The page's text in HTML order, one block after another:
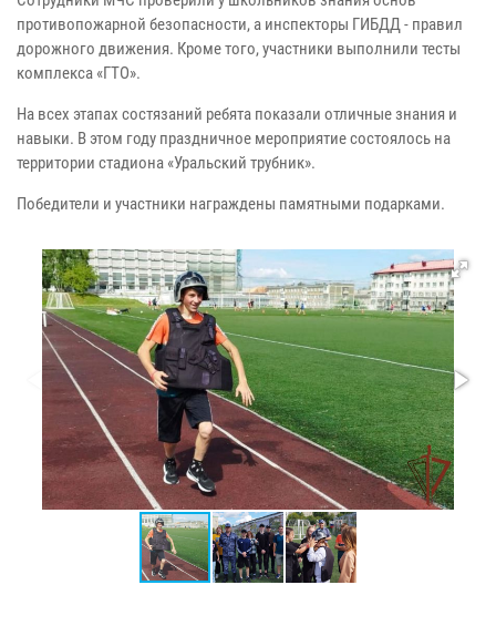
противопожарной безопасности, а инспекторы ГИБДД - правил
дорожного движения. Кроме того, участники выполнили тесты
комплекса «ГТО».
На всех этапах состязаний ребята показали отличные знания и
навыки. В этом году праздничное мероприятие состоялось на
территории стадиона «Уральский трубник».
Победители и участники награждены памятными подарками.